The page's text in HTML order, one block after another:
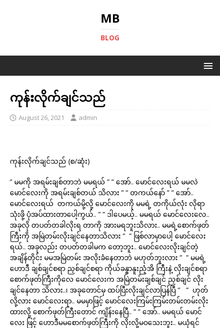
MB
BLOG
ကုန်းလိုက်ချင်သည်
August 26, 2021 admin
ကုန်းလိုက်ချင်သည် (စ/ဆုံး)
” မမကို အရမ်းချစ်တာဘဲ မမရယ် ” ” အော်.. မောင်လေးရယ် မမလဲ
မောင်လေးကို အရမ်းချစ်တယ် သိလား ” ” တကယ်နော် ” ” အော်..
မောင်လေးရယ် တကယ်မို့လို့ မောင်လေးကို မမရဲ့ တကိုယ်လုံး လိုရာ
သုံးဖို့ ပုံအပ်ထားတာပေါ့ကွယ်.. ” ” ဒါပေမယ့်.. မမရယ် မောင်လေးလေ..
အခုလို တပတ်တခါလိုးရ တာကို အားမရဘူးသိလား.. မမရဲ့စောက်ဖုတ်
ကြီးကို အမြဲတမ်းလိုးချင်နေတာသိလား ” ” ဖြစ်လာမှာပေါ့ မောင်လေး
ရယ်.. အခုလည်း တပတ်တခါမက တော့ဘူး.. မောင်လေးလိုးချင်တဲ့
အချိန်တိုင်း မမအမြဲတမ်း အလိုးခံနေတာဘဲ မဟုတ်ဘူးလား ” ” မမရဲ့
ဟောဒီ ချစ်ချင်စရာ ညှစ်ချင်စရာ ကိုယ်ခန္ဓာနူးညံ့အိ ကြီးနဲ့ လိုးချင်စရာ
စောက်ဖုတ်ကြီးကိုလေ မောင်လေးက အမြဲတမ်းချစ်ချင် ညှစ်ချင် လိုး
ချင်နေတာ သိလား..၊ အခုတောင်မှ ထပ်ပြီးလိုးချင်လာပြန်ပြီ ” ” ဟုတ်
လို့လား မောင်လေးရာ.. မမမှာဖြင့် မောင်လေးကြမ်းကြမ်းတမ်းတမ်းလိုး
ထားလို့ စောက်ဖုတ်ကြီးတောင် ကျိန်းနေပြီ.. ” ” အော်.. မမရယ် မောင်
လေး ဖြင့် ဟောဒီမမစောက်ဖုတ်ကြီးကို လိုးလို့မဝသေးဘူး.. မယုံရင်